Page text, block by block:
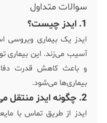
سوالات متداول
1. ایدز چیست؟
ایدز یک بیماری
و باعث کاهش قدرت
بیماری‌ها می‌شود.
2. چگونه ایدز منتقل می‌شود؟
ایدز از طریق تماس با